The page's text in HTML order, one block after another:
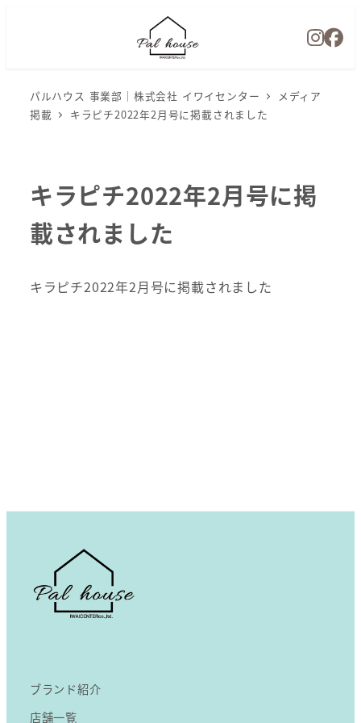
パルハウス 事業部｜株式会社 イワイセンター
メディア
掲載
キラピチ2022年2月号に掲載されました
キラピチ2022年2月号に掲
載されました
キラピチ2022年2月号に掲載されました
ブランド紹介
店舗一覧